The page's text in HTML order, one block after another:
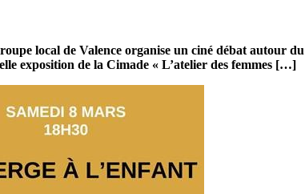
local de Valence organise un ciné débat autour
exposition de la Cimade « L’atelier des femmes […]